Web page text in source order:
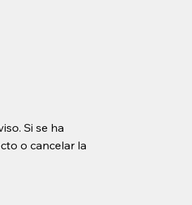
Si se ha
o cancelar la